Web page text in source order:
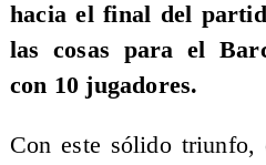
hacia el final del
las cosas para el
con 10 jugadores.
Con este sólido